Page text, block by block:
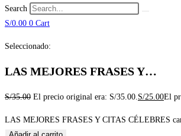
Search
S/0.00 0 Cart
Seleccionado:
LAS MEJORES FRASES Y…
S/35.00 El precio original era: S/35.00. S/25.00El
LAS MEJORES FRASES Y CITAS CÉLEBRES